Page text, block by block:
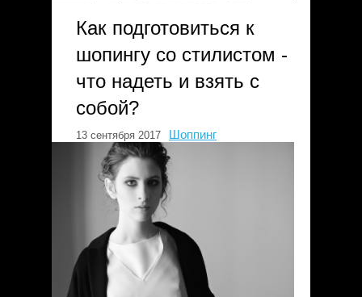
Как подготовиться к
шопингу со стилистом -
что надеть и взять с
собой?
13 сентября 2017 Шоппинг